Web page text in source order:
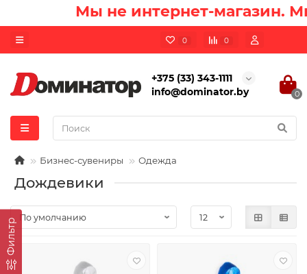
Мы не интернет-магазин.
0 0
+375 (33) 343-1111
info@dominator.by
0
Бизнес-сувениры Одежда
Дождевики
Фильтр